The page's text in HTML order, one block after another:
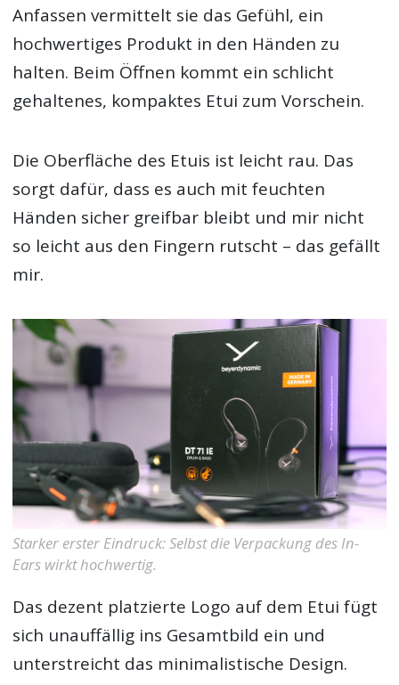
Anfassen vermittelt sie das Gefühl, ein
hochwertiges Produkt in den Händen zu
halten. Beim Öffnen kommt ein schlicht
gehaltenes, kompaktes Etui zum Vorschein.
Die Oberfläche des Etuis ist leicht rau. Das
sorgt dafür, dass es auch mit feuchten
Händen sicher greifbar bleibt und mir nicht
so leicht aus den Fingern rutscht – das gefällt
mir.
Starker erster Eindruck: Selbst die Verpackung des In-
Ears wirkt hochwertig.
Das dezent platzierte Logo auf dem Etui fügt
sich unauffällig ins Gesamtbild ein und
unterstreicht das minimalistische Design.